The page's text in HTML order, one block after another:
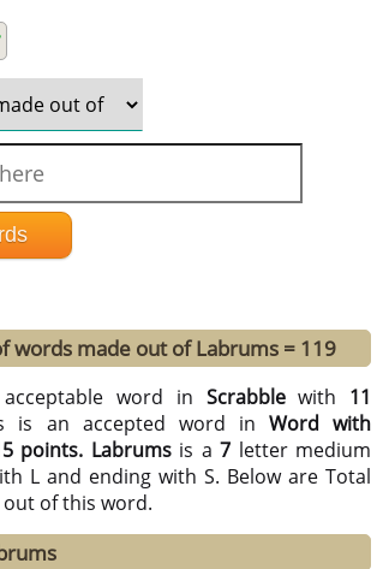
words made out of Labrums = 119
word in Scrabblewith 11
is an accepted word in Word with
points. Labrumsis a7 letter medium
L and ending with S. Below are Total
of this word.